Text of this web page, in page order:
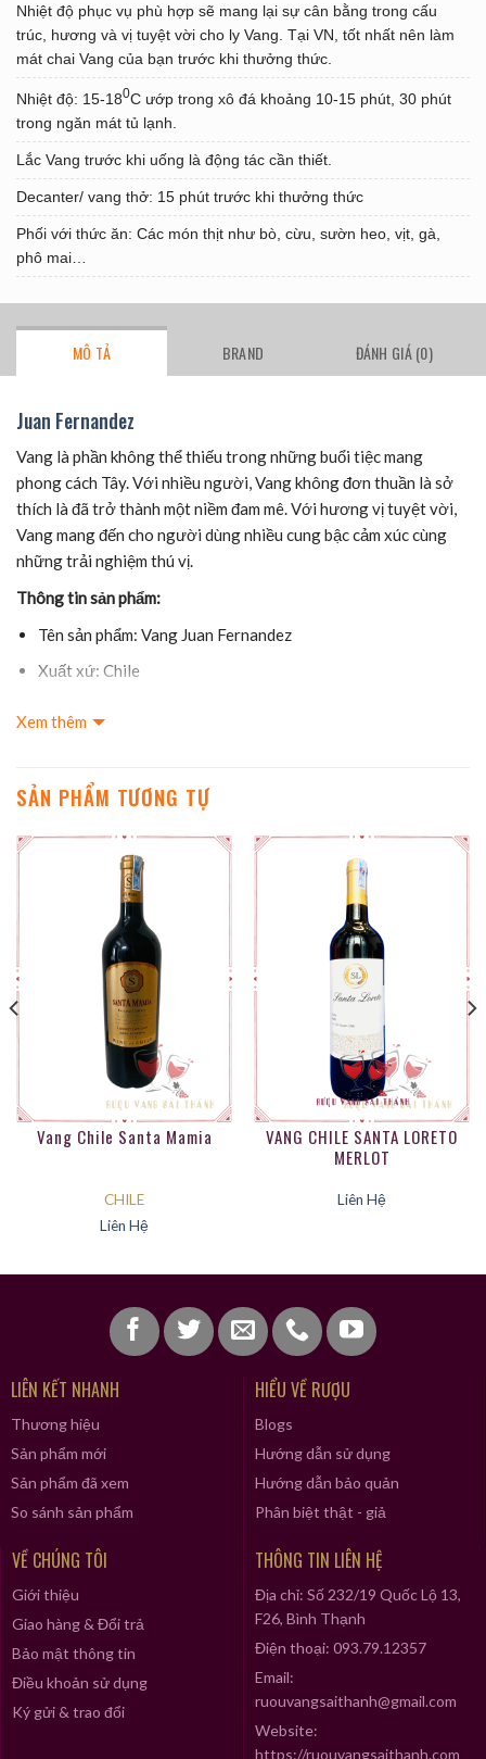
Nhiệt độ phục vụ phù hợp sẽ mang lại sự cân bằng trong cấu
trúc, hương và vị tuyệt vời cho ly Vang. Tại VN, tốt nhất nên làm
mát chai Vang của bạn trước khi thưởng thức.
Nhiệt độ: 15-180C ướp trong xô đá khoảng 10-15 phút, 30 phút
trong ngăn mát tủ lạnh.
Lắc Vang trước khi uống là động tác cần thiết.
Decanter/ vang thở: 15 phút trước khi thưởng thức
Phối với thức ăn: Các món thịt như bò, cừu, sườn heo, vịt, gà,
phô mai…
MÔ TẢ BRAND ĐÁNH GIÁ (0)
Juan Fernandez
Vang là phần không thể thiếu trong những buổi tiệc mang
phong cách Tây. Với nhiều người, Vang không đơn thuần là sở
thích là đã trở thành một niềm đam mê. Với hương vị tuyệt vời,
Vang mang đến cho người dùng nhiều cung bậc cảm xúc cùng
những trải nghiệm thú vị.
Thông tin sản phẩm:
Tên sản phẩm: Vang Juan Fernandez
Xuất xứ: Chile
Thể tích: 750ml.
Xem thêm
SẢN PHẨM TƯƠNG TỰ
Vang Chile Santa Mamia
CHILE
Liên Hệ
VANG CHILE SANTA LORETO
MERLOT
Liên Hệ
LIÊN KẾT NHANH
Thương hiệu
Sản phẩm mới
Sản phẩm đã xem
So sánh sản phẩm
HIỂU VỀ RƯỢU
Blogs
Hướng dẫn sử dụng
Hướng dẫn bảo quản
Phân biệt thật - giả
VỀ CHÚNG TÔI
Giới thiệu
Giao hàng & Đổi trả
Bảo mật thông tin
Điều khoản sử dụng
Ký gửi & trao đổi
THÔNG TIN LIÊN HỆ
Địa chỉ: Số 232/19 Quốc Lộ 13,
F26, Bình Thạnh
Điện thoại: 093.79.12357
Email:
ruouvangsaithanh@gmail.com
Website:
https://ruouvangsaithanh.com